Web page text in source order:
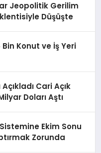
Jeopolitik Gerilim
Düşüşte
Konut ve İş Yeri
Cari Açık
Doları Aştı
Ekim Sonu
Zorunda